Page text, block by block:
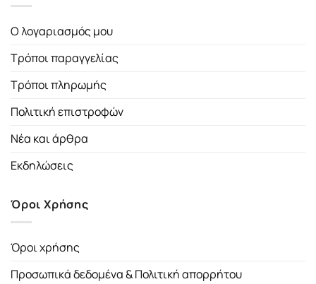
Ο λογαριασμός μου
Τρόποι παραγγελίας
Τρόποι πληρωμής
Πολιτική επιστροφών
Νέα και άρθρα
Εκδηλώσεις
Όροι Χρήσης
Όροι χρήσης
Προσωπικά δεδομένα & Πολιτική απορρήτου